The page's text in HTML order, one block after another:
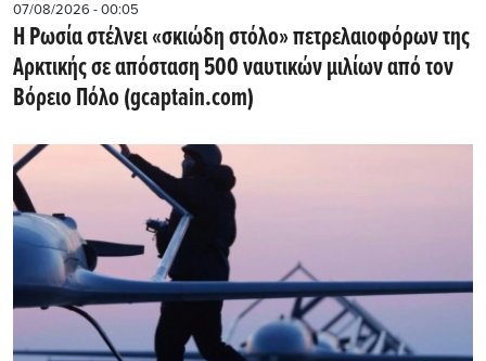
07/08/2026 - 00:05
Η Ρωσία στέλνει «σκιώδη στόλο» πετρελαιοφόρων της
Αρκτικής σε απόσταση 500 ναυτικών μιλίων από τον
Βόρειο Πόλο (gcaptain.com)